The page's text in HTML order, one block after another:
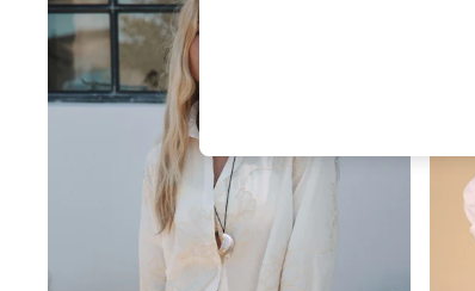
Shorts
Joggers
adidas
Nike
All Girls Schoolwear
Dresses
Trousers
Polo Shirts
Sweatshirts